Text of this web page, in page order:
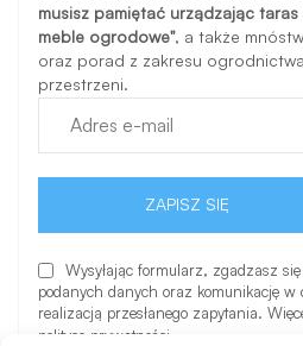
musisz pamiętać urządzając
meble ogrodowe", a także
oraz porad z zakresu
przestrzeni.
Wysyłając formularz, zgadzasz
podanych danych oraz komunikację
realizacją przesłanego zapytania.
polityce prywatności.
ZAPISZ SIĘ